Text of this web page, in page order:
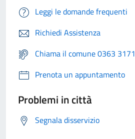
Leggi le domande frequenti
Richiedi Assistenza
Chiama il comune 0363 3171
Prenota un appuntamento
Problemi in città
Segnala disservizio